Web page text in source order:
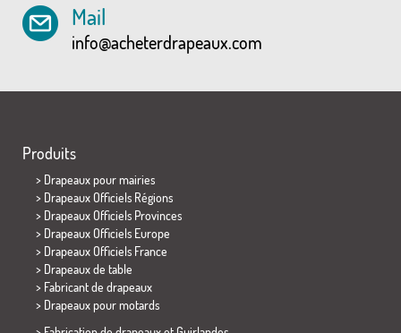
Mail
info@acheterdrapeaux.com
Produits
> Drapeaux pour mairies
> Drapeaux Officiels Régions
> Drapeaux Officiels Provinces
> Drapeaux Officiels Europe
> Drapeaux Officiels France
> Drapeaux de table
> Fabricant de drapeaux
> Drapeaux pour motards